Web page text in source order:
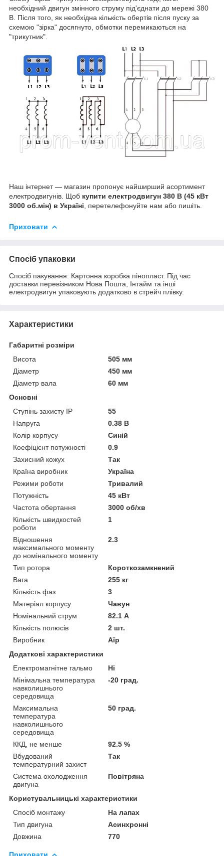
необхідний двигун змінного струму під'єднати до мережі 380
В. Після того, як необхідна кількість обертів після пуску за
схемою "зірка" досягнуто, обмотки перемикаються на
"трикутник".
Наш інтернет — магазин пропонує найширший асортимент
електродвигунів. Щоб купити електродвигун 380 В (45 кВт
3000 об.мін) в Україні , перетелефонуйте нам або пишіть.
Приховати
Спосіб упаковки
Спосіб пакування: Картонна коробка пінопласт. Під час
доставки перевізником Нова Пошта, Інтайм та інші
електродвигун упаковують додатково в стрейч плівку.
Характеристики
Габаритні розміри
Висота
505 мм
Діаметр
450 мм
Діаметр вала
60 мм
Основні
Ступінь захисту IP
55
Напруга
0.38 В
Колір корпусу
Синій
Коефіцієнт потужності
0.9
Захисний кожух
Так
Країна виробник
Україна
Режими роботи
Тривалий
Потужність
45 кВт
Частота обертання
3000 об/хв
Кількість швидкостей
роботи
1
Відношення
максимального моменту
до номінального моменту
2.3
Тип ротора
Короткозамкнений
Вага
255 кг
Кількість фаз
3
Матеріал корпусу
Чавун
Номінальний струм
82.1 А
Кількість полюсів
2 шт.
Виробник
Аїр
Додаткові характеристики
Електромагнітне гальмо
Ні
Мінімальна температура
навколишнього
середовища
-20 град.
Максимальна
температура
навколишнього
середовища
50 град.
ККД, не менше
92.5 %
Вбудований
температурний захист
Так
Система охолодження
двигуна
Повітряна
Користувальницькі характеристики
Спосіб монтажу
На лапах
Тип двигуна
Асинхронні
Довжина
770